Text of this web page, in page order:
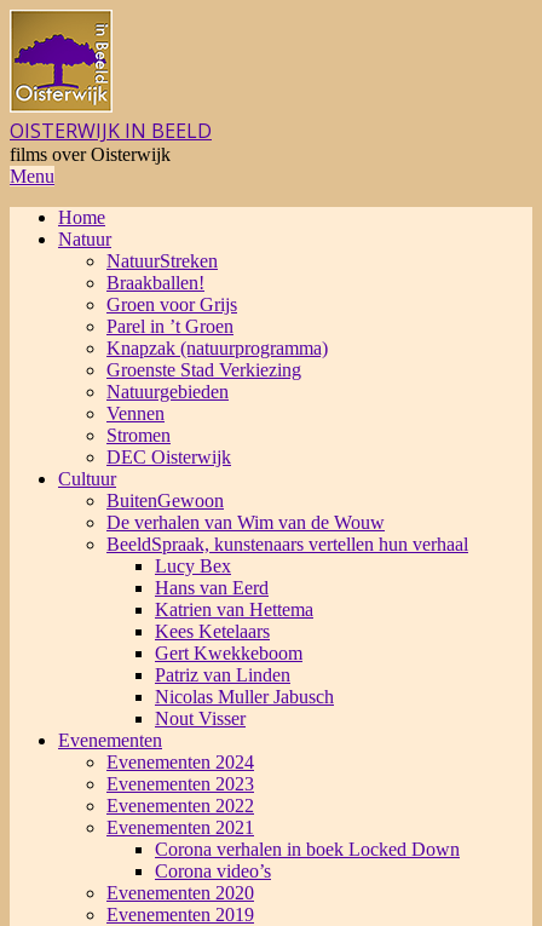
Skip
content
OISTERWIJK IN BEELD
films over Oisterwijk
Primary
Menu
Menu
Home
Natuur
NatuurStreken
Braakballen!
Groen voor Grijs
Parel in ’t Groen
Knapzak (natuurprogramma)
Groenste Stad Verkiezing
Natuurgebieden
Vennen
Stromen
DEC Oisterwijk
Cultuur
BuitenGewoon
De verhalen van Wim van de Wouw
BeeldSpraak, kunstenaars vertellen hun verhaal
Lucy Bex
Hans van Eerd
Katrien van Hettema
Kees Ketelaars
Gert Kwekkeboom
Patriz van Linden
Nicolas Muller Jabusch
Nout Visser
Evenementen
Evenementen 2024
Evenementen 2023
Evenementen 2022
Evenementen 2021
Corona verhalen in boek Locked Down
Corona video’s
Evenementen 2020
Evenementen 2019